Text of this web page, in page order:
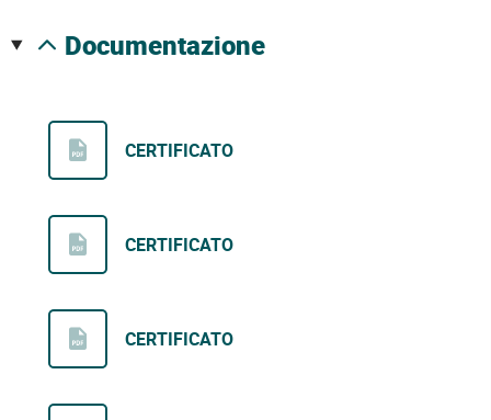
documentazione
CERTIFICATO
CERTIFICATO
CERTIFICATO